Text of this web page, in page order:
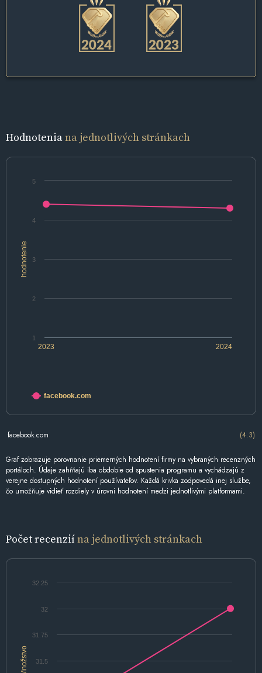
Hodnoteniana jednotlivých stránkach
hodnotenie
2023 2024
1
2
3
4
5
facebook.com
facebook.com (4.3)
Graf zobrazuje porovnanie priemerných hodnotení firmy na vybraných recenzných
portáloch. Údaje zahŕňajú iba obdobie od spustenia programu a vychádzajú z
verejne dostupných hodnotení používateľov. Každá krivka zodpovedá inej službe,
čo umožňuje vidieť rozdiely v úrovni hodnotení medzi jednotlivými platformami.
Počet recenziína jednotlivých stránkach
Množstvo 31.5
31.75
32
32.25